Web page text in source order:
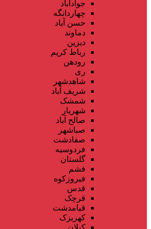
جوادآباد
چهاردانگه
حسن آباد
دماوند
دیزین
رباط کریم
رودهن
ری
شاهدشهر
شریف آباد
شمشک
شهریار
صالح آباد
صباشهر
صفادشت
فردوسیه
گلستان
فشم
فیروزکوه
قدس
قرچک
قیامدشت
کهریزک
کیلان